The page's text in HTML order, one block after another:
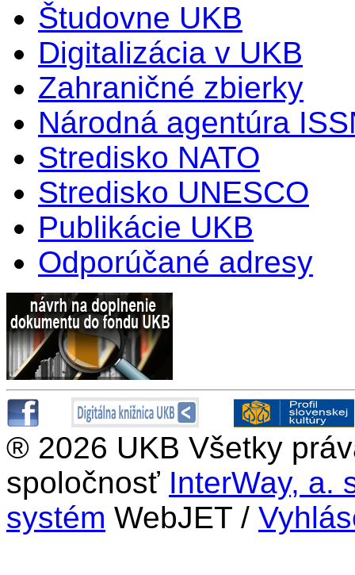
Študovne UKB
Digitalizácia v UKB
Zahraničné zbierky
Národná agentúra
Stredisko NATO
Stredisko UNESCO
Publikácie UKB
Odporúčané adresy
® 2026 UKB Všetky
spoločnosť InterWay, a.
systém WebJET /